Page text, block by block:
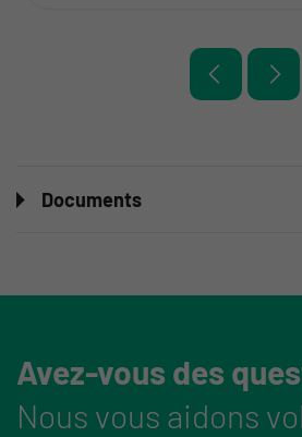
Documents
Avez-vous des
Nous vous aidons